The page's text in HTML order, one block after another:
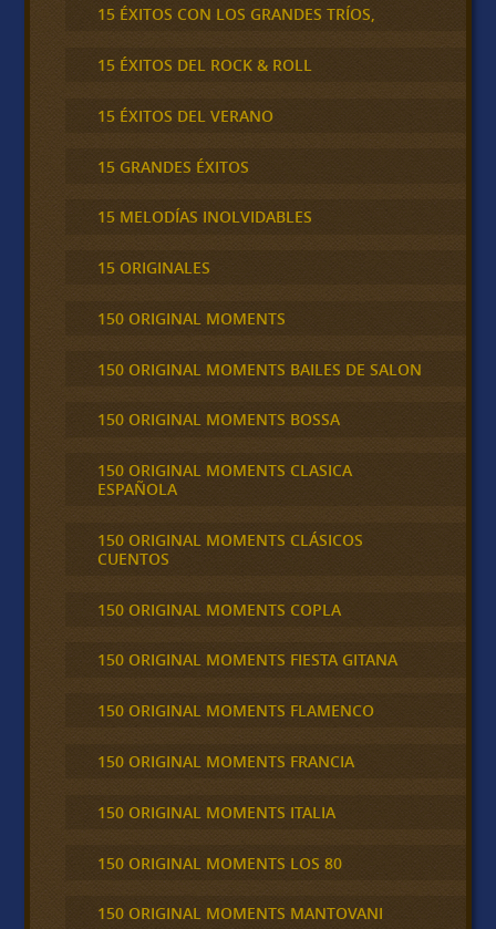
15 ÉXITOS CON LOS GRANDES TRÍOS,
15 ÉXITOS DEL ROCK & ROLL
15 ÉXITOS DEL VERANO
15 GRANDES ÉXITOS
15 MELODÍAS INOLVIDABLES
15 ORIGINALES
150 ORIGINAL MOMENTS
150 ORIGINAL MOMENTS BAILES DE SALON
150 ORIGINAL MOMENTS BOSSA
150 ORIGINAL MOMENTS CLASICA
ESPAÑOLA
150 ORIGINAL MOMENTS CLÁSICOS
CUENTOS
150 ORIGINAL MOMENTS COPLA
150 ORIGINAL MOMENTS FIESTA GITANA
150 ORIGINAL MOMENTS FLAMENCO
150 ORIGINAL MOMENTS FRANCIA
150 ORIGINAL MOMENTS ITALIA
150 ORIGINAL MOMENTS LOS 80
150 ORIGINAL MOMENTS MANTOVANI